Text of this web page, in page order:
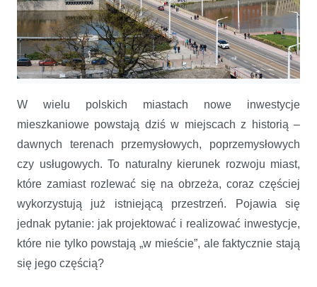
kontekst miasta i jego mieszkańców
W wielu polskich miastach nowe inwestycje
mieszkaniowe powstają dziś w miejscach z historią –
dawnych terenach przemysłowych, poprzemysłowych
czy usługowych. To naturalny kierunek rozwoju miast,
które zamiast rozlewać się na obrzeża, coraz częściej
wykorzystują już istniejącą przestrzeń. Pojawia się
jednak pytanie: jak projektować i realizować inwestycje,
które nie tylko powstają „w mieście”, ale faktycznie stają
się jego częścią?